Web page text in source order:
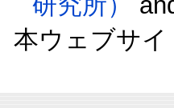
本ウェブサ